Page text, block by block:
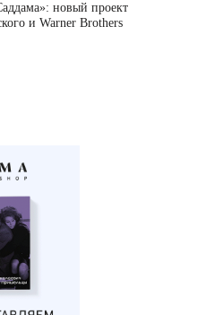
новый проект
и Warner Brothers